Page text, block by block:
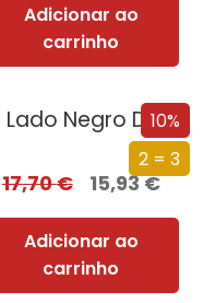
Adicionar ao
carrinho
10%
2 = 3
O Lado Negro Da Lua
17,70€ 15,93€
Adicionar ao
carrinho